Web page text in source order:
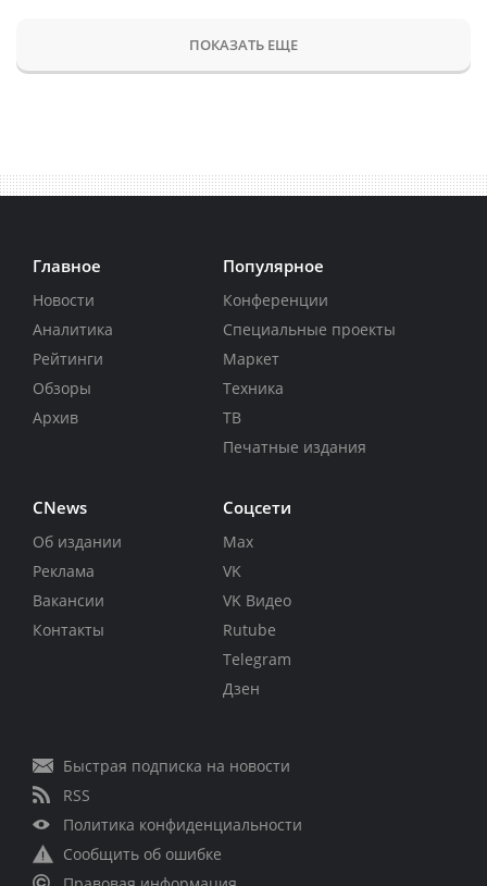
ПОКАЗАТЬ ЕЩЕ
Главное
Новости
Аналитика
Рейтинги
Обзоры
Архив
Популярное
Конференции
Специальные проекты
Маркет
Техника
ТВ
Печатные издания
CNews
Об издании
Реклама
Вакансии
Контакты
Соцсети
Max
VK
VK Видео
Rutube
Telegram
Дзен
Быстрая подписка на новости
RSS
Политика конфиденциальности
Сообщить об ошибке